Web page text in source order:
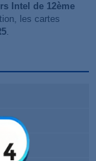
Intel de 12ème
les cartes
.